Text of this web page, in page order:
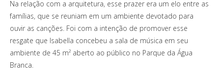
Na relação com a arquitetura, esse prazer era um elo entre as
famílias, que se reuniam em um ambiente devotado para
ouvir as canções. Foi com a intenção de promover esse
resgate que Isabella concebeu a sala de música em seu
ambiente de 45 m² aberto ao público no Parque da Água
Branca.